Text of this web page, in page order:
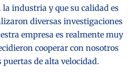
la industria y que su calidad es
diversas investigaciones
empresa es realmente muy
cooperar con nosotros
de alta velocidad.